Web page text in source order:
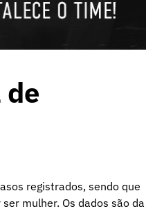
registrados, sendo que
mulher. Os dados são da